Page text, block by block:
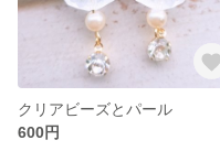
クリアビーズとパール
600円